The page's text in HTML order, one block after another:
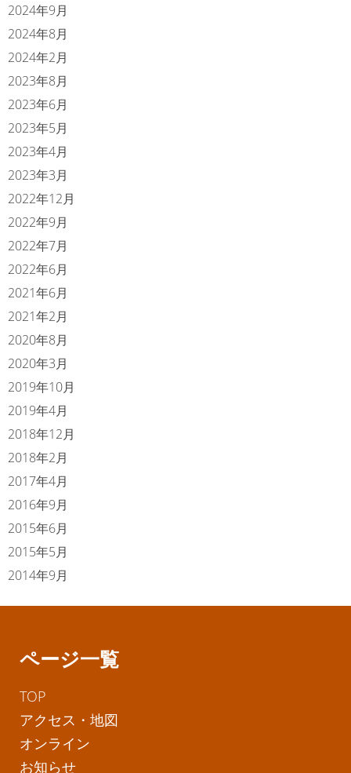
2024年9月
2024年8月
2024年2月
2023年8月
2023年6月
2023年5月
2023年4月
2023年3月
2022年12月
2022年9月
2022年7月
2022年6月
2021年6月
2021年2月
2020年8月
2020年3月
2019年10月
2019年4月
2018年12月
2018年2月
2017年4月
2016年9月
2015年6月
2015年5月
2014年9月
ページ一覧
TOP
アクセス・地図
オンライン
お知らせ